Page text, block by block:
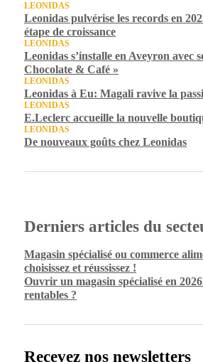
LEONIDAS
Leonidas pulvérise les records en
étape de croissance
LEONIDAS
Leonidas s’installe en Aveyron avec
Chocolate & Café »
LEONIDAS
Leonidas à Eu: Magali ravive la
LEONIDAS
E.Leclerc accueille la nouvelle
LEONIDAS
De nouveaux goûts chez Leonidas
Derniers articles du
Magasin spécialisé ou commerce
choisissez et réussissez !
Ouvrir un magasin spécialisé en
rentables ?
Recevez nos newsletters